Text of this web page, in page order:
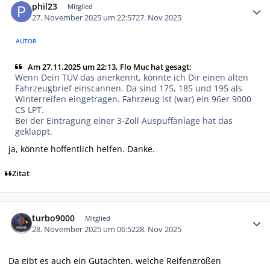
phil23 Mitglied
27. November 2025 um 22:5727. Nov 2025
AUTOR
Am 27.11.2025 um 22:13, Flo Muc hat gesagt:
Wenn Dein TÜV das anerkennt, könnte ich Dir einen alten
Fahrzeugbrief einscannen. Da sind 175, 185 und 195 als
Winterreifen eingetragen. Fahrzeug ist (war) ein 96er 9000
CS LPT.
Bei der Eintragung einer 3-Zoll Auspuffanlage hat das
geklappt.
ja, könnte hoffentlich helfen. Danke.
Zitat
turbo9000 Mitglied
28. November 2025 um 06:5228. Nov 2025
Da gibt es auch ein Gutachten, welche Reifengrößen